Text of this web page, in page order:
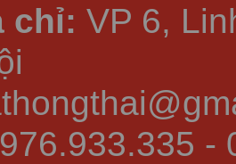
chỉ: VP 6,
-